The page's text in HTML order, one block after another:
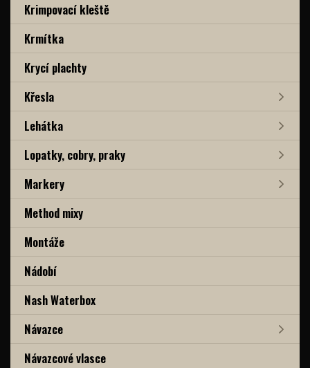
Krimpovací kleště
Krmítka
Krycí plachty
Křesla
Lehátka
Lopatky, cobry, praky
Markery
Method mixy
Montáže
Nádobí
Nash Waterbox
Návazce
Návazcové vlasce